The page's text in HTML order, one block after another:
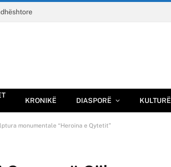
KRONIKË DIASPORË KULTURË
monumentale “Heroina e Qytetit”